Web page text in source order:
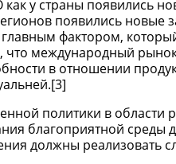
у страны появились
появились
фактором,
что международный
в отношении
политики в
благоприятной
должны реализовать